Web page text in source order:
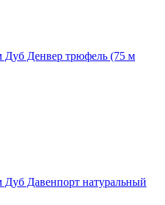
Денвер трюфель (75 м
Давенпорт натуральный